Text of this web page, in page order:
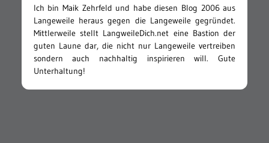
Ich bin Maik Zehrfeld und habe diesen Blog 2006 aus
Langeweile heraus gegen die Langeweile gegründet.
Mittlerweile stellt LangweileDich.net eine Bastion der
guten Laune dar, die nicht nur Langeweile vertreiben
sondern auch nachhaltig inspirieren will. Gute
Unterhaltung!